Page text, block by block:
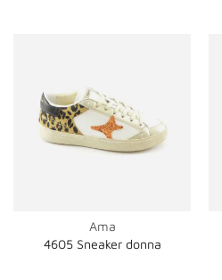
Ama
4605 Sneaker donna